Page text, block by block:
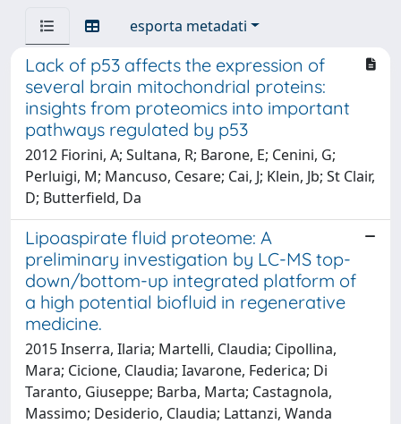
esporta metadati
Lack of p53 affects the expression of
several brain mitochondrial proteins:
insights from proteomics into important
pathways regulated by p53
2012 Fiorini, A; Sultana, R; Barone, E; Cenini, G;
Perluigi, M; Mancuso, Cesare; Cai, J; Klein, Jb; St Clair,
D; Butterfield, Da
Lipoaspirate fluid proteome: A
preliminary investigation by LC-MS top-
down/bottom-up integrated platform of
a high potential biofluid in regenerative
medicine.
2015 Inserra, Ilaria; Martelli, Claudia; Cipollina,
Mara; Cicione, Claudia; Iavarone, Federica; Di
Taranto, Giuseppe; Barba, Marta; Castagnola,
Massimo; Desiderio, Claudia; Lattanzi, Wanda